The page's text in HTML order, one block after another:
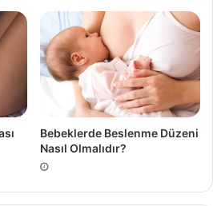
Bebeklerde Beslenme Düzeni
Nasıl Olmalıdır?